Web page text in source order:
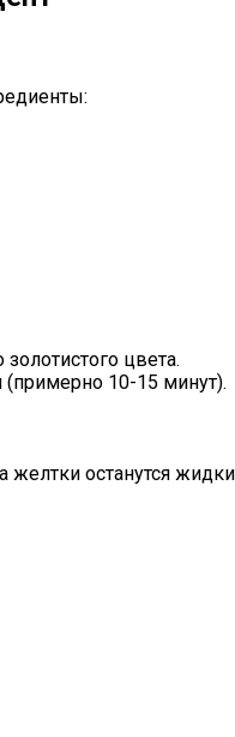
цвета.
10-15 минут).
желтки останутся